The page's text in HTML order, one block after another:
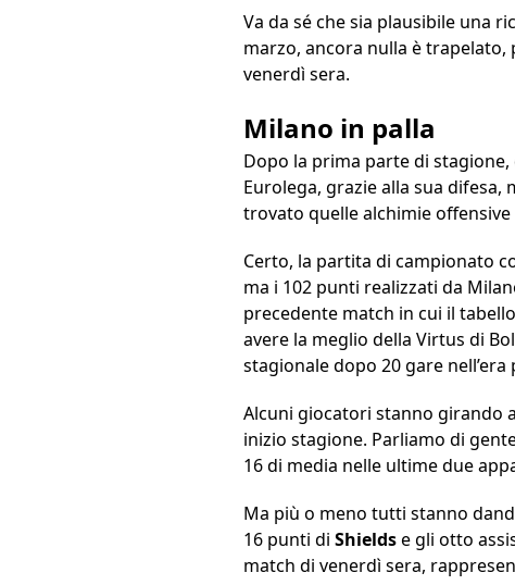
Va da sé che sia plausibile una
marzo, ancora nulla è
venerdì sera.
Milano in palla
Dopo la prima parte di
Eurolega, grazie alla sua difesa,
trovato quelle alchimie
Certo, la partita di campionato
ma i 102 punti realizzati da
precedente match in cui il
avere la meglio della Virtus di
stagionale dopo 20 gare
Alcuni giocatori stanno girando
inizio stagione. Parliamo di
16 di media nelle ultime due
Ma più o meno tutti stanno
16 punti di Shieldse gli otto
match di venerdì sera,